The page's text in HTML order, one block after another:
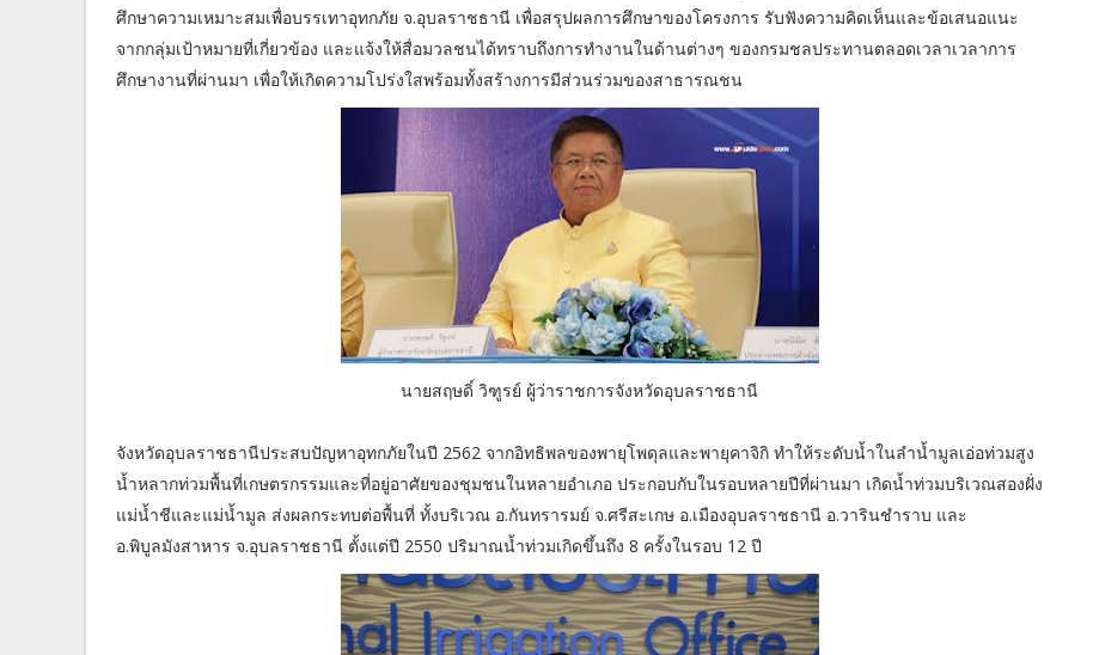
ศึกษาความเหมาะสมเพื่อบรรเทาอุทกภัย จ.อุบลราชธานี เพื่อสรุปผลการศึกษาของโครงการ รับฟังความคิดเห็นและข้อเสนอแนะ
จากกลุ่มเป้าหมายที่เกี่ยวข้อง และแจ้งให้สื่อมวลชนได้ทราบถึงการทำงานในด้านต่างๆ ของกรมชลประทานตลอดเวลาเวลาการ
ศึกษางานที่ผ่านมา เพื่อให้เกิดความโปร่งใสพร้อมทั้งสร้างการมีส่วนร่วมของสาธารณชน
นายสฤษดิ์ วิฑูรย์ ผู้ว่าราชการจังหวัดอุบลราชธานี
จังหวัดอุบลราชธานีประสบปัญหาอุทกภัยในปี 2562 จากอิทธิพลของพายุโพดุลและพายุคาจิกิ ทำให้ระดับน้ำในลำน้ำมูลเอ่อท่วมสูง
น้ำหลากท่วมพื้นที่เกษตรกรรมและที่อยู่อาศัยของชุมชนในหลายอำเภอ ประกอบกับในรอบหลายปีที่ผ่านมา เกิดน้ำท่วมบริเวณสองฝั่ง
แม่น้ำชีและแม่น้ำมูล ส่งผลกระทบต่อพื้นที่ ทั้งบริเวณ อ.กันทรารมย์ จ.ศรีสะเกษ อ.เมืองอุบลราชธานี อ.วารินชำราบ และ
อ.พิบูลมังสาหาร จ.อุบลราชธานี ตั้งแต่ปี 2550 ปริมาณน้ำท่วมเกิดขึ้นถึง 8 ครั้งในรอบ 12 ปี